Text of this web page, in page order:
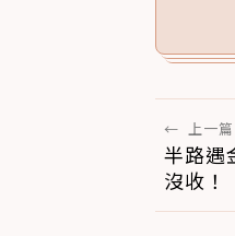
← 上一篇
半路遇
沒收！